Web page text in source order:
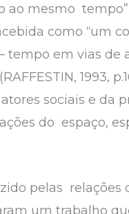
mesmo tempo”
como “um
tempo em vias
1993,
sociais e da
do espaço,
pelas relações
um trabalho